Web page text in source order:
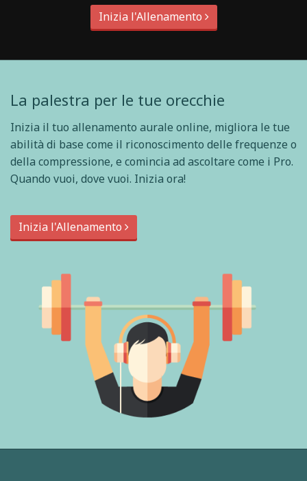
Inizia l'Allenamento
La palestra per le tue orecchie
Inizia il tuo allenamento aurale online, migliora le tue
abilità di base come il riconoscimento delle frequenze o
della compressione, e comincia ad ascoltare come i Pro.
Quando vuoi, dove vuoi. Inizia ora!
Inizia l'Allenamento